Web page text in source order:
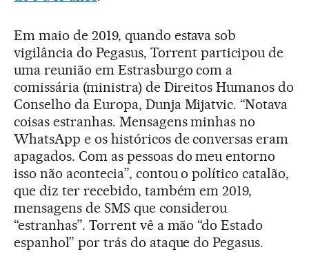
Em maio de 2019, quando estava sob
vigilância do Pegasus, Torrent participou de
uma reunião em Estrasburgo com a
comissária (ministra) de Direitos Humanos do
Conselho da Europa, Dunja Mijatvic. “Notava
coisas estranhas. Mensagens minhas no
WhatsApp e os históricos de conversas eram
apagados. Com as pessoas do meu entorno
isso não acontecia”, contou o político catalão,
que diz ter recebido, também em 2019,
mensagens de SMS que considerou
“estranhas”. Torrent vê a mão “do Estado
espanhol” por trás do ataque do Pegasus.